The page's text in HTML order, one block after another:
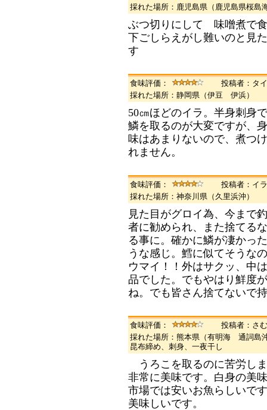
採れた場所：鹿児島県（鹿児島県
ぶつ切りにして 味噌煮で
下ごしらえがし難いのと見
す
食味評価：
投稿者：タ
採れた場所：静岡県（伊豆 伊浜
50㎝ほどのイラ。半身刺身
鱗を取るのが大変ですが、
味はあまりないので、煮つ
れません。
食味評価：
投稿者：イ
採れた場所：神奈川県（久里浜沖
見た目がグロイ為、今まで
者に勧められ、また捨てる
る事に。確かに鱗が凄かっ
うな感じ。鱈に似てそうな
ウマイ！！外はサクッ、中
品でした。でもやはり鮮度
ね。でも皆さん捨てないで
食味評価：
投稿者：さ
採れた場所：熊本県（有明海 通詞
昆布締め、刺身、一夜干し
うろこを取るのに苦労し
非常に美味です。白身の美
市場では安いお魚らしいで
美味しいです。